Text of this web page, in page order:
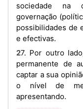
sociedade na
governação
possibilidades de
e efectivas.
27. Por outro lado, o SIMPLIFICA criará mecanismo
permanente de
captar a sua
o nível de
apresentando.